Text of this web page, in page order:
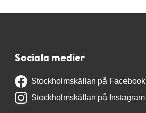
Sociala medier
Stockholmskällan på Facebook
Stockholmskällan på Instagram